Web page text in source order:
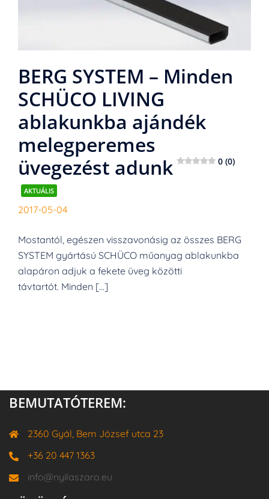
BERG SYSTEM – Minden
SCHÜCO LIVING
ablakunkba ajándék
melegperemes
üvegezést adunk
0 (0)
AKTUÁLIS
2017-05-04
Mostantól, egészen visszavonásig az összes BERG
SYSTEM gyártású SCHÜCO műanyag ablakunkba
alapáron adjuk a fekete üveg közötti
távtartót. Minden […]
BEMUTATÓTEREM:
2360 Gyál, Bem József utca 23
+36 20 447 1363
info@nyilaszaro.eu